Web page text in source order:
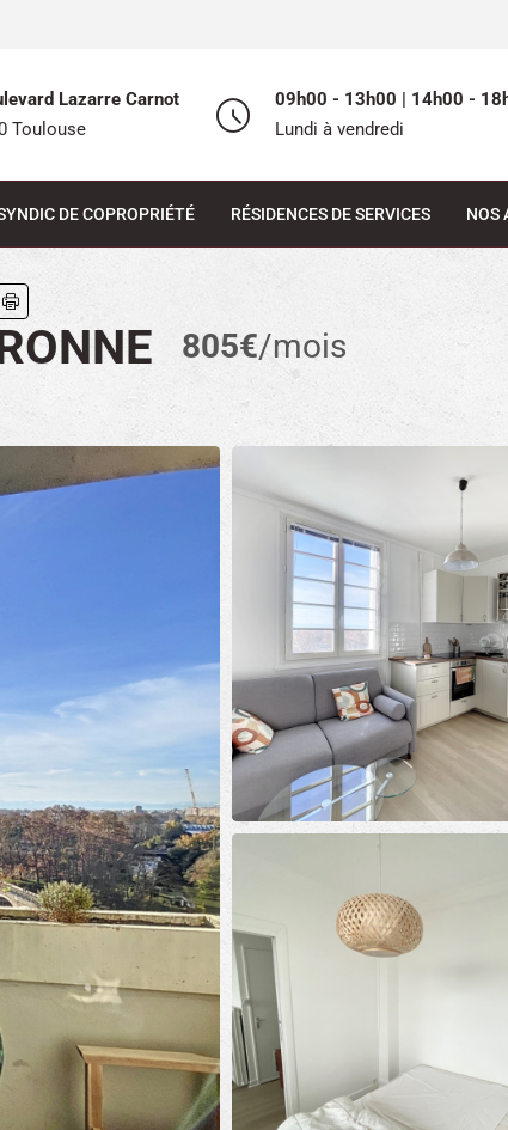
Lazarre Carnot
Toulouse
09h00 - 13h00 | 14h00 -
Lundi à vendredi
DE COPROPRIÉTÉ RÉSIDENCES DE SERVICES NOS
805€/mois